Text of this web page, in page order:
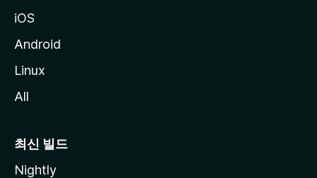
iOS
Android
Linux
All
최신 빌드
Nightly